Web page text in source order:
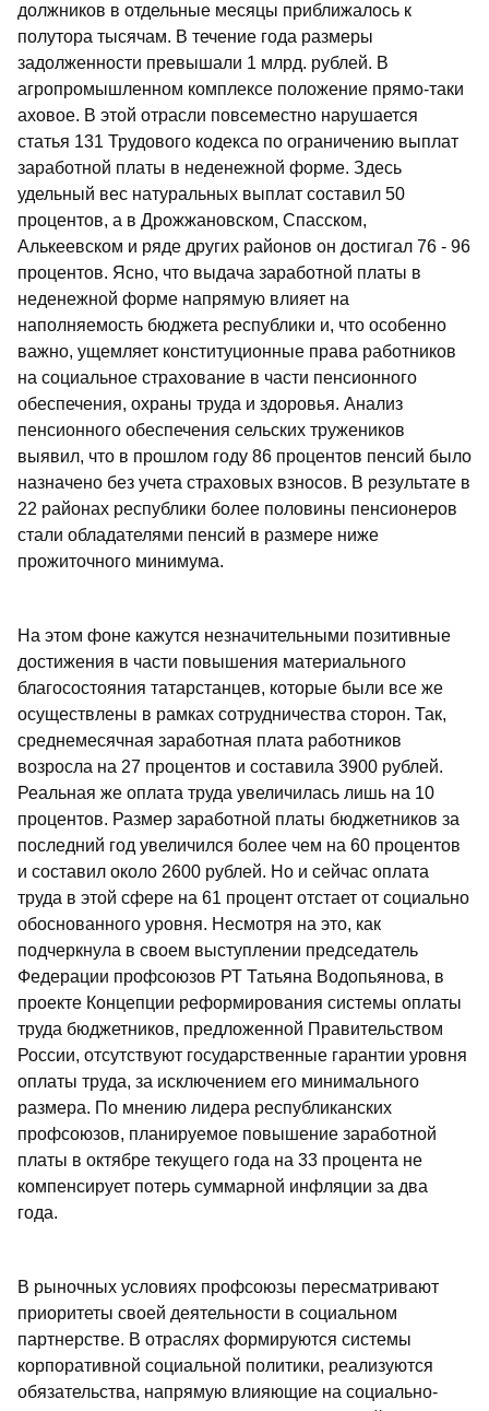
должников в отдельные месяцы приближалось к
полутора тысячам. В течение года размеры
задолженности превышали 1 млрд. рублей. В
агропромышленном комплексе положение прямо-таки
аховое. В этой отрасли повсеместно нарушается
статья 131 Трудового кодекса по ограничению выплат
заработной платы в неденежной форме. Здесь
удельный вес натуральных выплат составил 50
процентов, а в Дрожжановском, Спасском,
Алькеевском и ряде других районов он достигал 76 - 96
процентов. Ясно, что выдача заработной платы в
неденежной форме напрямую влияет на
наполняемость бюджета республики и, что особенно
важно, ущемляет конституционные права работников
на социальное страхование в части пенсионного
обеспечения, охраны труда и здоровья. Анализ
пенсионного обеспечения сельских тружеников
выявил, что в прошлом году 86 процентов пенсий было
назначено без учета страховых взносов. В результате в
22 районах республики более половины пенсионеров
стали обладателями пенсий в размере ниже
прожиточного минимума.
На этом фоне кажутся незначительными позитивные
достижения в части повышения материального
благосостояния татарстанцев, которые были все же
осуществлены в рамках сотрудничества сторон. Так,
среднемесячная заработная плата работников
возросла на 27 процентов и составила 3900 рублей.
Реальная же оплата труда увеличилась лишь на 10
процентов. Размер заработной платы бюджетников за
последний год увеличился более чем на 60 процентов
и составил около 2600 рублей. Но и сейчас оплата
труда в этой сфере на 61 процент отстает от социально
обоснованного уровня. Несмотря на это, как
подчеркнула в своем выступлении председатель
Федерации профсоюзов РТ Татьяна Водопьянова, в
проекте Концепции реформирования системы оплаты
труда бюджетников, предложенной Правительством
России, отсутствуют государственные гарантии уровня
оплаты труда, за исключением его минимального
размера. По мнению лидера республиканских
профсоюзов, планируемое повышение заработной
платы в октябре текущего года на 33 процента не
компенсирует потерь суммарной инфляции за два
года.
В рыночных условиях профсоюзы пересматривают
приоритеты своей деятельности в социальном
партнерстве. В отраслях формируются системы
корпоративной социальной политики, реализуются
обязательства, напрямую влияющие на социально-